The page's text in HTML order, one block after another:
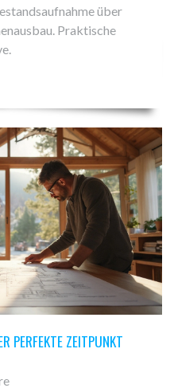
über
Praktische
PERFEKTE ZEITPUNKT